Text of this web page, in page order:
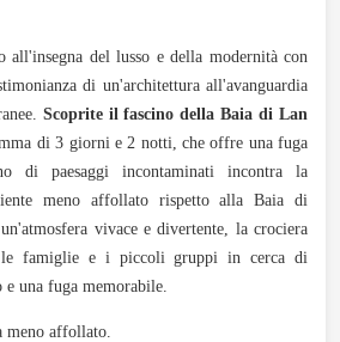
all'insegna del lusso e della modernità con
di un'architettura all'avanguardia
Scoprite il fascino della Baia di Lan
di 3 giorni e 2 notti, che offre una fuga
di paesaggi incontaminati incontra la
meno affollato rispetto alla Baia di
vivace e divertente, la crociera
le famiglie e i piccoli gruppi in cerca di
una fuga memorabile.
meno affollato.